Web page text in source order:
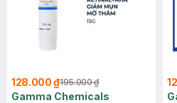
128.000 ₫195.000 ₫
Gamma Chemicals